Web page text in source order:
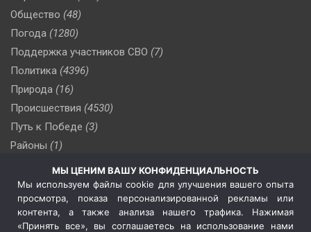
Общество (48)
Погода (1280)
Поддержка участников СВО (7)
Политика (4396)
Природа (16)
Происшествия (4530)
Путь к Победе (3)
Районы (1)
(510)
Сельское хозяйство (3)
Социальная политика
(3)
Спецоперация в Украине
МЫ ЦЕНИМ ВАШУ КОНФИДЕНЦИАЛЬНОСТЬ
Мы используем файлы cookie для улучшения вашего опыта
просмотра, показа персонализированной рекламы или
контента, а также анализа нашего трафика. Нажимая
«Принять все», вы соглашаетесь на использование нами